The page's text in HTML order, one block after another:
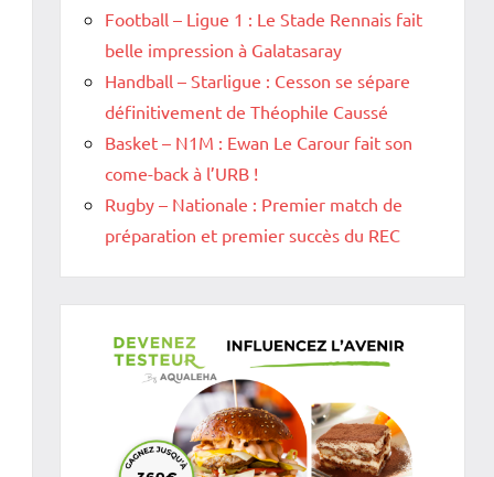
Football – Ligue 1 : Le Stade Rennais fait
belle impression à Galatasaray
Handball – Starligue : Cesson se sépare
définitivement de Théophile Caussé
Basket – N1M : Ewan Le Carour fait son
come-back à l’URB !
Rugby – Nationale : Premier match de
préparation et premier succès du REC